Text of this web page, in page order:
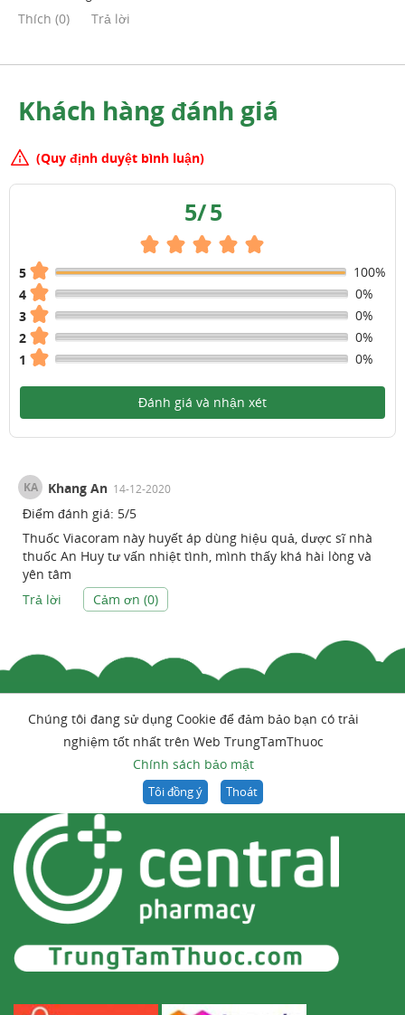
Thích (0) Trả lời
Khách hàng đánh giá
(Quy định duyệt bình luận)
5/5
5
100%
4
0%
3
0%
2
0%
1
0%
Đánh giá và nhận xét
KA Khang An 14-12-2020
Điểm đánh giá: 5/5
Thuốc Viacoram này huyết áp dùng hiệu quả, dược sĩ nhà
thuốc An Huy tư vấn nhiệt tình, mình thấy khá hài lòng và
yên tâm
Trả lời
Cảm ơn (0)
Chúng tôi đang sử dụng Cookie để đảm bảo bạn có trải
nghiệm tốt nhất trên Web TrungTamThuoc
Chính sách bảo mật
Tôi đồng ý Thoát